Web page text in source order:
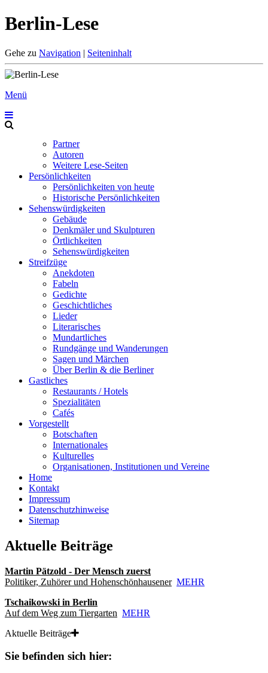
Berlin-Lese
Gehe zu Navigation | Seiteninhalt
Menü
Partner
Autoren
Weitere Lese-Seiten
Persönlichkeiten
Persönlichkeiten von heute
Historische Persönlichkeiten
Sehenswürdigkeiten
Gebäude
Denkmäler und Skulpturen
Örtlichkeiten
Sehenswürdigkeiten
Streifzüge
Anekdoten
Fabeln
Gedichte
Geschichtliches
Lieder
Literarisches
Mundartliches
Rundgänge und Wanderungen
Sagen und Märchen
Über Berlin & die Berliner
Gastliches
Restaurants / Hotels
Spezialitäten
Cafés
Vorgestellt
Botschaften
Internationales
Kulturelles
Organisationen, Institutionen und Vereine
Home
Kontakt
Impressum
Datenschutzhinweise
Sitemap
Aktuelle Beiträge
Martin Pätzold - Der Mensch zuerst
Politiker, Zuhörer und Hohenschönhausener MEHR
Tschaikowski in Berlin
Auf dem Weg zum Tiergarten MEHR
Aktuelle Beiträge
Sie befinden sich hier: